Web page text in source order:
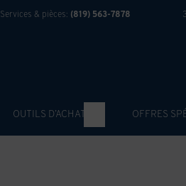
Services & pièces: (819) 563-7878
OUTILS D’ACHAT OFFRES